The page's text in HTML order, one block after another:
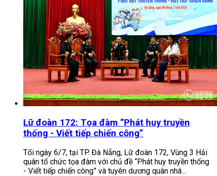
Lữ đoàn 172: Tọa đàm “Phát huy truyền
thống - Viết tiếp chiến công”
Tối ngày 6/7, tại TP. Đà Nẵng, Lữ đoàn 172, Vùng 3 Hải
quân tổ chức tọa đàm với chủ đề “Phát huy truyền thống
- Viết tiếp chiến công” và tuyên dương quân nhâ...